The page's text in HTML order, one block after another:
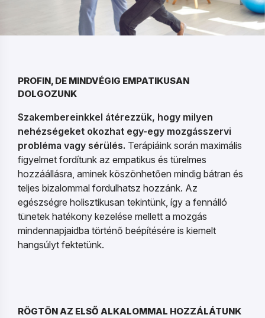
PROFIN, DE MINDVÉGIG EMPATIKUSAN
DOLGOZUNK
Szakembereinkkel átérezzük, hogy milyen
nehézségeket okozhat egy-egy mozgásszervi
probléma vagy sérülés. Terápiáink során maximális
figyelmet fordítunk az empatikus és türelmes
hozzáállásra, aminek köszönhetően mindig bátran és
teljes bizalommal fordulhatsz hozzánk. Az
egészségre holisztikusan tekintünk, így a fennálló
tünetek hatékony kezelése mellett a mozgás
mindennapjaidba történő beépítésére is kiemelt
hangsúlyt fektetünk.
RÖGTÖN AZ ELSŐ ALKALOMMAL HOZZÁLÁTUNK